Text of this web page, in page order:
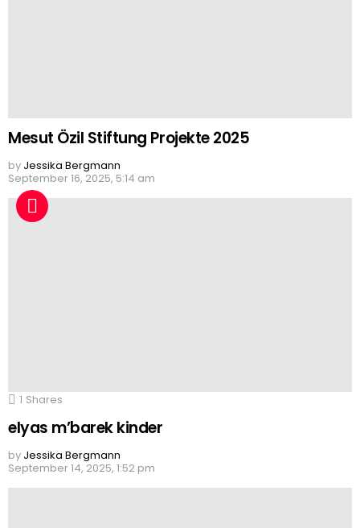
Mesut Özil Stiftung Projekte 2025
by Jessika Bergmann
September 16, 2025, 5:14 am
1 Shares
elyas m’barek kinder
by Jessika Bergmann
September 14, 2025, 1:52 pm